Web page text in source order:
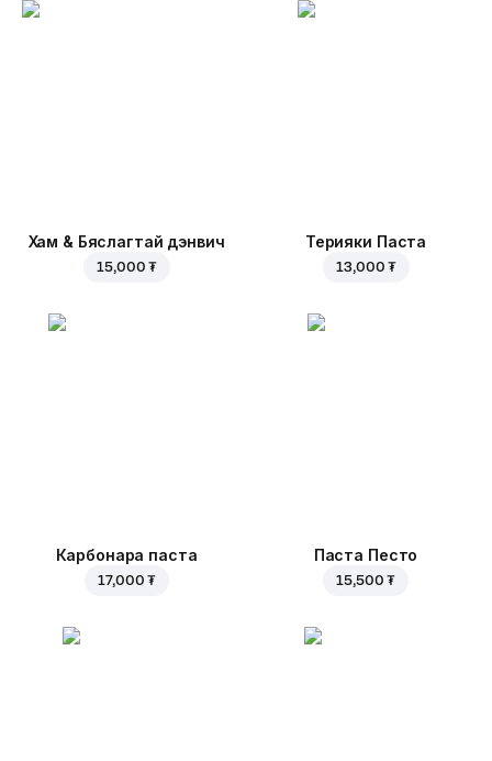
Хам & Бяслагтай дэнвич
15,000 ₮
Терияки Паста
13,000 ₮
Карбонара паста
17,000 ₮
Паста Песто
15,500 ₮